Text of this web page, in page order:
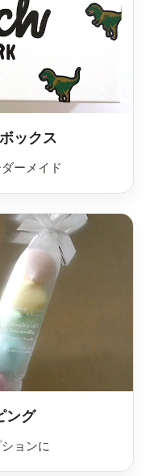
ックス
ーメイド
ング
ョンに